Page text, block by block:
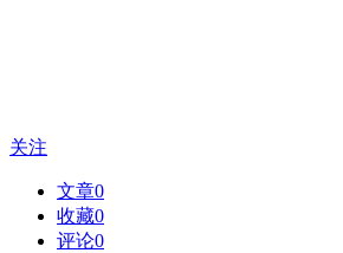
关注
文章0
收藏0
评论0